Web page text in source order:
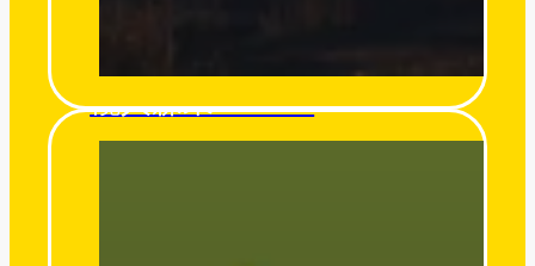
欖人森果 O’miro